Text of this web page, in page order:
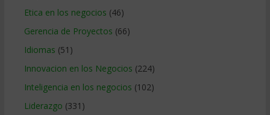
Etica en los negocios (46)
Gerencia de Proyectos (66)
Idiomas (51)
Innovacion en los Negocios (224)
Inteligencia en los negocios (102)
Liderazgo (331)